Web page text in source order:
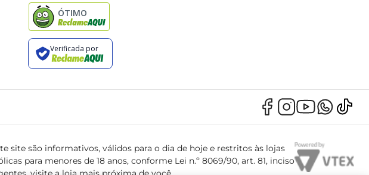
site são informativos, válidos para o dia de hoje e restritos às lojas
para menores de 18 anos, conforme Lei n.º 8069/90, art. 81, inciso